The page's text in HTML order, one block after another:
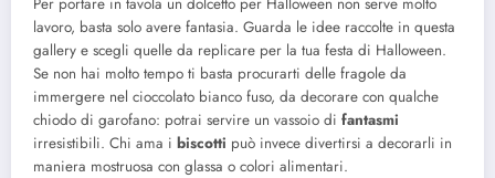
lavoro, basta solo avere fantasia. Guarda le idee raccolte in questa
gallery e scegli quelle da replicare per la tua festa di Halloween.
Se non hai molto tempo ti basta procurarti delle fragole da
immergere nel cioccolato bianco fuso, da decorare con qualche
chiodo di garofano: potrai servire un vassoio di fantasmi
irresistibili. Chi ama i biscotti può invece divertirsi a decorarli in
maniera mostruosa con glassa o colori alimentari.